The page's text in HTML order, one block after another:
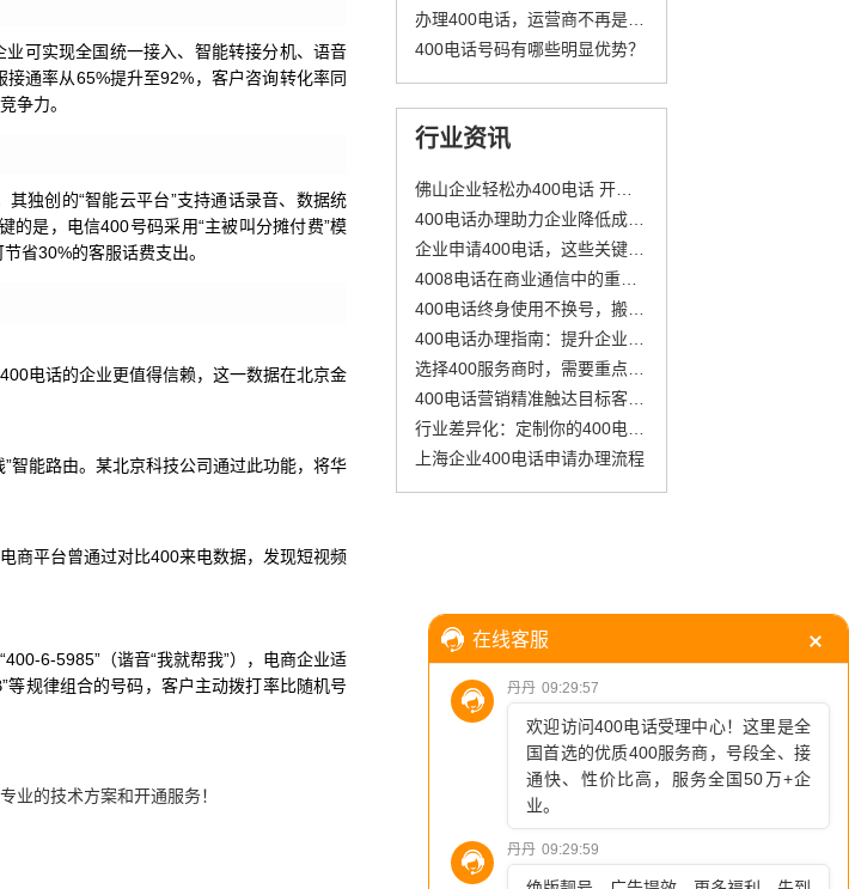
可实现全国统一接入、智能转接分机、语音
通率从65%提升至92%，客户咨询转化率同
争力。
独创的“智能云平台”支持通话录音、数据统
的是，电信400号码采用“主被叫分摊付费”模
省30%的客服话费支出。
电话的企业更值得信赖，这一数据在北京金
智能路由。某北京科技公司通过此功能，将华
商平台曾通过对比400来电数据，发现短视频
6-5985”（谐音“我就帮我”），电商企业适
等规律组合的号码，客户主动拨打率比随机号
业的技术方案和开通服务！
400电话号码有哪些明显优势？
行业资讯
上海企业400电话申请办理流程